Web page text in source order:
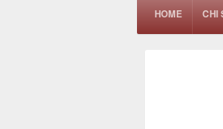
HOME CHI